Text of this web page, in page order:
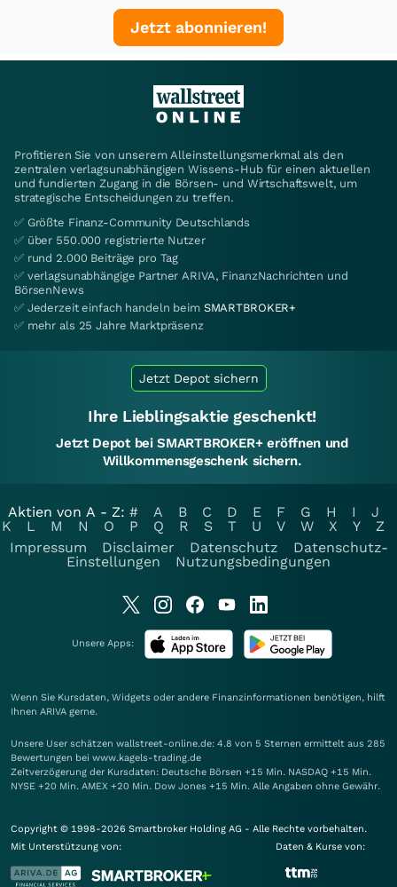
Jetzt abonnieren!
Profitieren Sie von unserem Alleinstellungsmerkmal als den
zentralen verlagsunabhängigen Wissens-Hub für einen aktuellen
und fundierten Zugang in die Börsen- und Wirtschaftswelt, um
strategische Entscheidungen zu treffen.
✅ Größte Finanz-Community Deutschlands
✅ über 550.000 registrierte Nutzer
✅ rund 2.000 Beiträge pro Tag
✅ verlagsunabhängige Partner ARIVA, FinanzNachrichten und
BörsenNews
✅ Jederzeit einfach handeln beim SMARTBROKER+
✅ mehr als 25 Jahre Marktpräsenz
Jetzt Depot sichern
Ihre Lieblingsaktie geschenkt!
Jetzt Depot bei SMARTBROKER+ eröffnen und
Willkommensgeschenk sichern.
Aktien von A - Z: # A B C D E F G H I
J
K
L M N O P Q R S T U V W X Y
Z
Impressum
Disclaimer Datenschutz
Datenschutz-
Einstellungen
Nutzungsbedingungen
Unsere Apps:
Wenn Sie Kursdaten, Widgets oder andere Finanzinformationen benötigen, hilft
Ihnen ARIVA gerne.
Unsere User schätzen wallstreet-online.de: 4.8 von 5 Sternen ermittelt aus 285
Bewertungen bei www.kagels-trading.de
Zeitverzögerung der Kursdaten: Deutsche Börsen +15 Min. NASDAQ +15 Min.
NYSE +20 Min. AMEX +20 Min. Dow Jones +15 Min. Alle Angaben ohne Gewähr.
Copyright © 1998-2026 Smartbroker Holding AG - Alle Rechte vorbehalten.
Mit Unterstützung von:
Daten & Kurse von: